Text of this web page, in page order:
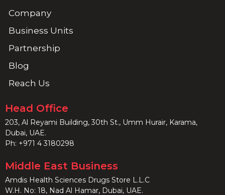
Company
Business Units
Partnership
Blog
Reach Us
Head Office
203, Al Reyami Building, 30th St., Umm Hurair, Karama,
Dubai, UAE.
Ph: +971 4 3180298
Middle East Business
Amdis Health Sciences Drugs Store L.L.C
W.H. No: 18, Nad Al Hamar, Dubai, UAE.